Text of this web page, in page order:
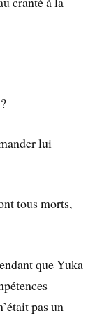
lui
tous morts,
que Yuka
pas un